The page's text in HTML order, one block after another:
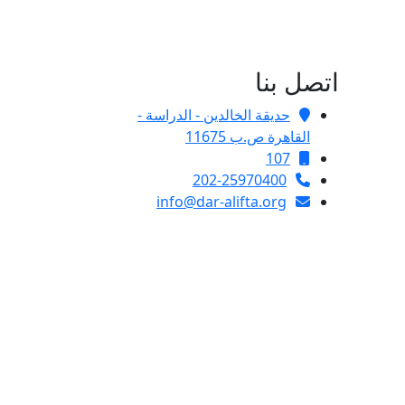
اتصل بنا
حديقة الخالدين - الدراسة -
القاهرة ص.ب 11675
107
202-25970400
info@dar-alifta.org